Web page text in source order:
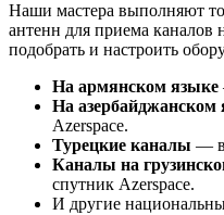
Наши мастера выполняют
антенн для приема
подобрать и настроить
На армянском языке
На азербайджанском
Azerspace.
Турецкие каналы —
Каналы на
спутник Azerspace.
И другие